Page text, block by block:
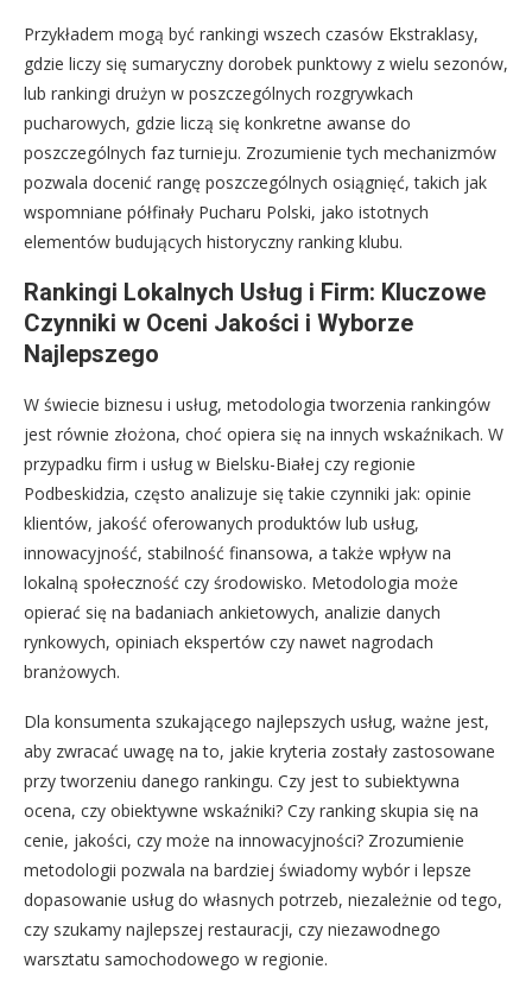
Przykładem mogą być rankingi wszech czasów Ekstraklasy,
gdzie liczy się sumaryczny dorobek punktowy z wielu sezonów,
lub rankingi drużyn w poszczególnych rozgrywkach
pucharowych, gdzie liczą się konkretne awanse do
poszczególnych faz turnieju. Zrozumienie tych mechanizmów
pozwala docenić rangę poszczególnych osiągnięć, takich jak
wspomniane półfinały Pucharu Polski, jako istotnych
elementów budujących historyczny ranking klubu.
Rankingi Lokalnych Usług i Firm: Kluczowe
Czynniki w Oceni Jakości i Wyborze
Najlepszego
W świecie biznesu i usług, metodologia tworzenia rankingów
jest równie złożona, choć opiera się na innych wskaźnikach. W
przypadku firm i usług w Bielsku-Białej czy regionie
Podbeskidzia, często analizuje się takie czynniki jak: opinie
klientów, jakość oferowanych produktów lub usług,
innowacyjność, stabilność finansowa, a także wpływ na
lokalną społeczność czy środowisko. Metodologia może
opierać się na badaniach ankietowych, analizie danych
rynkowych, opiniach ekspertów czy nawet nagrodach
branżowych.
Dla konsumenta szukającego najlepszych usług, ważne jest,
aby zwracać uwagę na to, jakie kryteria zostały zastosowane
przy tworzeniu danego rankingu. Czy jest to subiektywna
ocena, czy obiektywne wskaźniki? Czy ranking skupia się na
cenie, jakości, czy może na innowacyjności? Zrozumienie
metodologii pozwala na bardziej świadomy wybór i lepsze
dopasowanie usług do własnych potrzeb, niezależnie od tego,
czy szukamy najlepszej restauracji, czy niezawodnego
warsztatu samochodowego w regionie.